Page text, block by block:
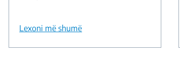
Lexoni më shumë